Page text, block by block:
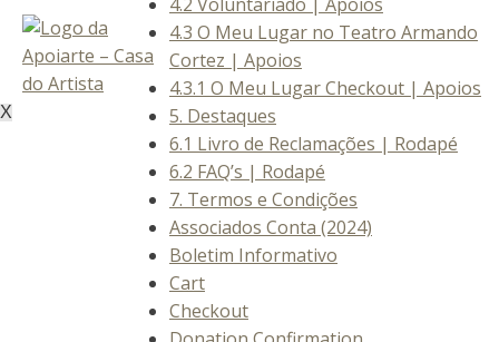
X
4.3 O Meu Lugar no Teatro Armando
Cortez | Apoios
4.3.1 O Meu Lugar Checkout | Apoios
5. Destaques
6.1 Livro de Reclamações | Rodapé
6.2 FAQ’s | Rodapé
7. Termos e Condições
Associados Conta (2024)
Boletim Informativo
Cart
Checkout